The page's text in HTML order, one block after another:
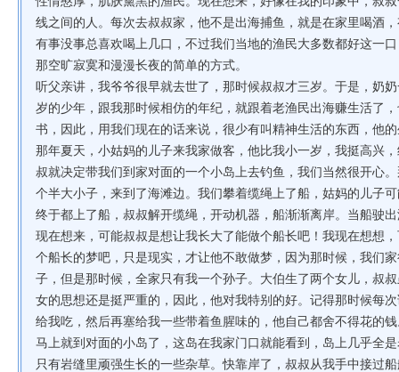
线之间的人。每次去叔叔家，他不是出海捕鱼，就是在家里喝酒
有事没事总喜欢喝上几口，不过我们当地的渔民大多数都好这一
那空旷寂寞和漫漫长夜的简单的方式。
听父亲讲，我爷爷很早就去世了，那时候叔叔才三岁。于是，奶
岁的少年，跟我那时候相仿的年纪，就跟着老渔民出海赚生活了
书，因此，用我们现在的话来说，很少有叫精神生活的东西，他
那年夏天，小姑妈的儿子来我家做客，他比我小一岁，我挺高兴
叔就决定带我们到家对面的一个小岛上去钓鱼，我们当然很开心
个半大小子，来到了海滩边。我们攀着缆绳上了船，姑妈的儿子
终于都上了船，叔叔解开缆绳，开动机器，船渐渐离岸。当船驶
现在想来，可能叔叔是想让我长大了能做个船长吧！我现在想想
个船长的梦吧，只是现实，才让他不敢做梦，因为那时候，我们
子，但是那时候，全家只有我一个孙子。大伯生了两个女儿，叔
女的思想还是挺严重的，因此，他对我特别的好。记得那时候每
给我吃，然后再塞给我一些带着鱼腥味的，他自己都舍不得花的
马上就到对面的小岛了，这岛在我家门口就能看到，岛上几乎全
只有岩缝里顽强生长的一些杂草。快靠岸了，叔叔从我手中接过